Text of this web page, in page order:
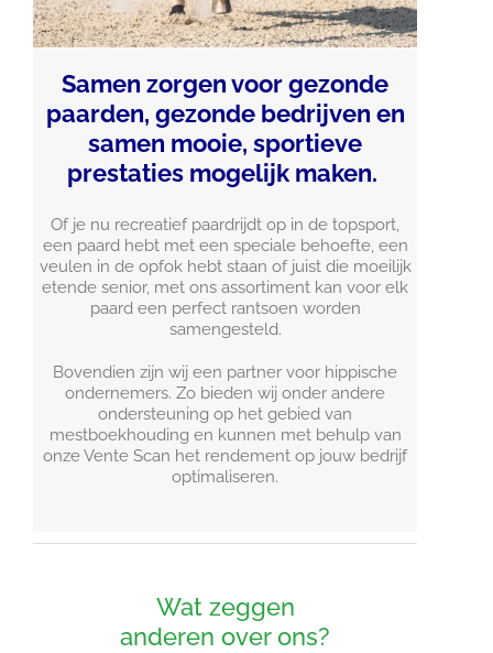
Samen zorgen voor gezonde
paarden, gezonde bedrijven en
samen mooie, sportieve
prestaties mogelijk maken.
Of je nu recreatief paardrijdt op in de topsport,
een paard hebt met een speciale behoefte, een
veulen in de opfok hebt staan of juist die moeilijk
etende senior, met ons assortiment kan voor elk
paard een perfect rantsoen worden
samengesteld.
Bovendien zijn wij een partner voor hippische
ondernemers. Zo bieden wij onder andere
ondersteuning op het gebied van
mestboekhouding en kunnen met behulp van
onze Vente Scan het rendement op jouw bedrijf
optimaliseren.
Wat zeggen
anderen over ons?